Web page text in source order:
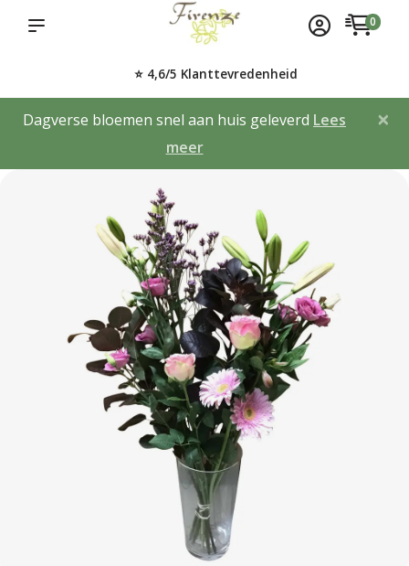
0
⭐ 4,6/5 Klanttevredenheid
Dagverse bloemen snel aan huis geleverd Lees
meer
×